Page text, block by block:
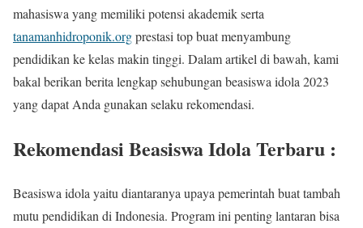
mahasiswa yang memiliki potensi akademik serta
tanamanhidroponik.orgprestasi top buat menyambung
pendidikan ke kelas makin tinggi. Dalam artikel di bawah, kami
bakal berikan berita lengkap sehubungan beasiswa idola 2023
yang dapat Anda gunakan selaku rekomendasi.
Rekomendasi Beasiswa Idola Terbaru :
Beasiswa idola yaitu diantaranya upaya pemerintah buat tambah
mutu pendidikan di Indonesia. Program ini penting lantaran bisa